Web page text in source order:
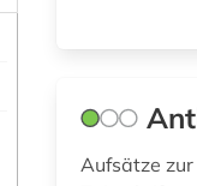
Aufsätze